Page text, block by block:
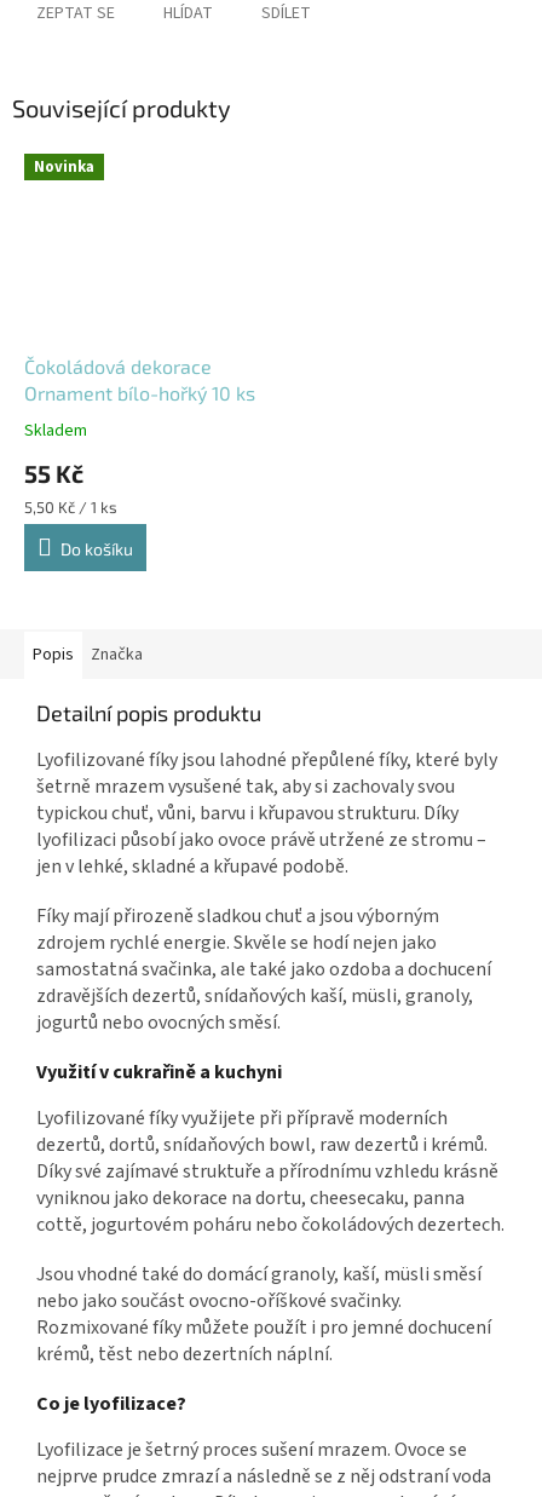
ZEPTAT SE HLÍDAT SDÍLET
Související produkty
Novinka
Čokoládová dekorace
Ornament bílo-hořký 10 ks
Skladem
55 Kč
Měrná
cena:
5,50 Kč / 1 ks
Do košíku
Popis Značka
Detailní popis produktu
Lyofilizované fíky jsou lahodné přepůlené fíky, které byly
šetrně mrazem vysušené tak, aby si zachovaly svou
typickou chuť, vůni, barvu i křupavou strukturu. Díky
lyofilizaci působí jako ovoce právě utržené ze stromu –
jen v lehké, skladné a křupavé podobě.
Fíky mají přirozeně sladkou chuť a jsou výborným
zdrojem rychlé energie. Skvěle se hodí nejen jako
samostatná svačinka, ale také jako ozdoba a dochucení
zdravějších dezertů, snídaňových kaší, müsli, granoly,
jogurtů nebo ovocných směsí.
Využití v cukrařině a kuchyni
Lyofilizované fíky využijete při přípravě moderních
dezertů, dortů, snídaňových bowl, raw dezertů i krémů.
Díky své zajímavé struktuře a přírodnímu vzhledu krásně
vyniknou jako dekorace na dortu, cheesecaku, panna
cottě, jogurtovém poháru nebo čokoládových dezertech.
Jsou vhodné také do domácí granoly, kaší, müsli směsí
nebo jako součást ovocno-oříškové svačinky.
Rozmixované fíky můžete použít i pro jemné dochucení
krémů, těst nebo dezertních náplní.
Co je lyofilizace?
Lyofilizace je šetrný proces sušení mrazem. Ovoce se
nejprve prudce zmrazí a následně se z něj odstraní voda